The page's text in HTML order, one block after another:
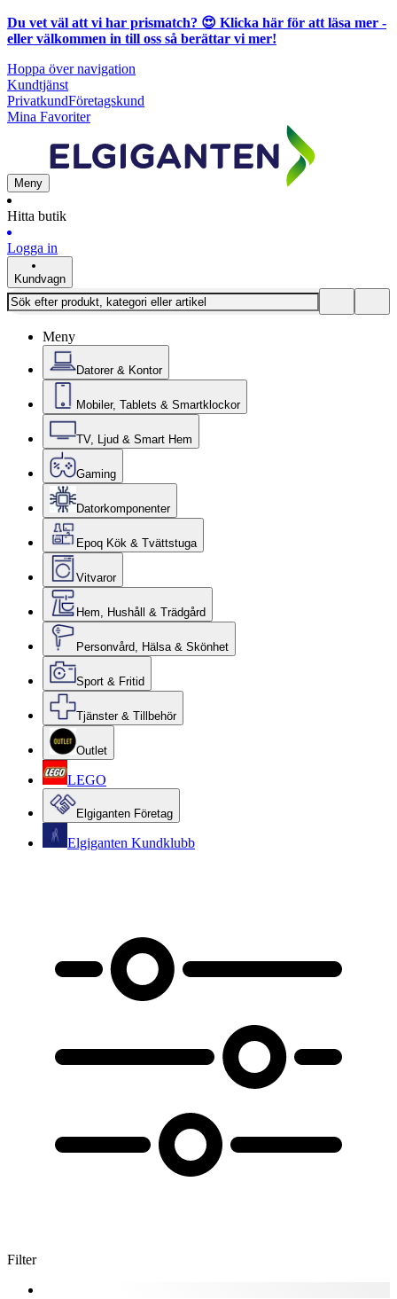
Du vet väl att vi har prismatch? 😍 Klicka här för att läsa mer -
eller välkommen in till oss så berättar vi mer!
Hoppa över navigation
Kundtjänst
PrivatkundFöretagskund
Mina Favoriter
Meny
Hitta butik
Logga in
Kundvagn
Meny
Datorer & Kontor
Mobiler, Tablets & Smartklockor
TV, Ljud & Smart Hem
Gaming
Datorkomponenter
Epoq Kök & Tvättstuga
Vitvaror
Hem, Hushåll & Trädgård
Personvård, Hälsa & Skönhet
Sport & Fritid
Tjänster & Tillbehör
Outlet
LEGO
Elgiganten Företag
Elgiganten Kundklubb
Filter